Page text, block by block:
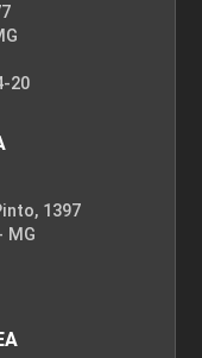
20
1397
MG